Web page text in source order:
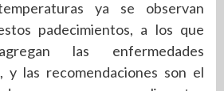
ya se observan
padecimientos, a los que
las enfermedades
y las recomendaciones son el